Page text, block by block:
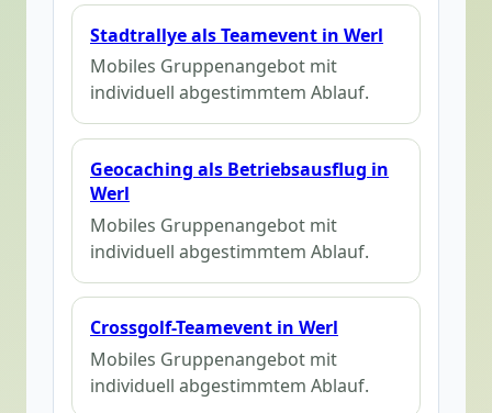
Stadtrallye als Teamevent in Werl
Mobiles Gruppenangebot mit
individuell abgestimmtem Ablauf.
Geocaching als Betriebsausflug in
Werl
Mobiles Gruppenangebot mit
individuell abgestimmtem Ablauf.
Crossgolf-Teamevent in Werl
Mobiles Gruppenangebot mit
individuell abgestimmtem Ablauf.